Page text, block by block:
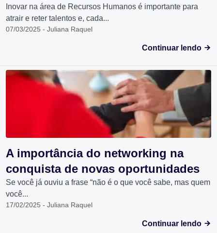
Inovar na área de Recursos Humanos é importante para
atrair e reter talentos e, cada...
07/03/2025 - Juliana Raquel
Continuar lendo
A importância do networking na
conquista de novas oportunidades
Se você já ouviu a frase “não é o que você sabe, mas quem
você...
17/02/2025 - Juliana Raquel
Continuar lendo